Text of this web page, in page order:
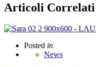
Articoli Correlati
Posted in
News